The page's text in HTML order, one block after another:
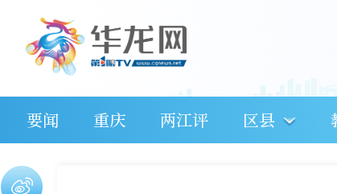
要闻 重庆 两江评 区县